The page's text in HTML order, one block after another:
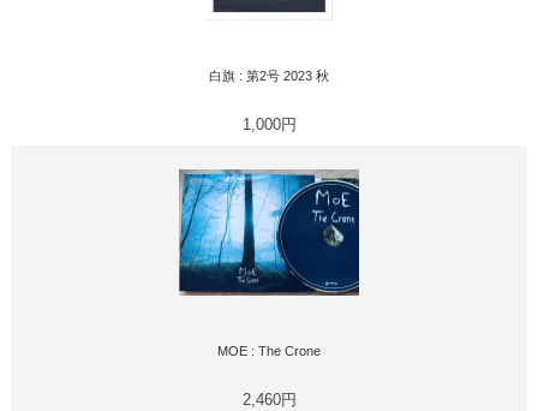
白旗 : 第2号 2023 秋
1,000円
MOE : The Crone
2,460円